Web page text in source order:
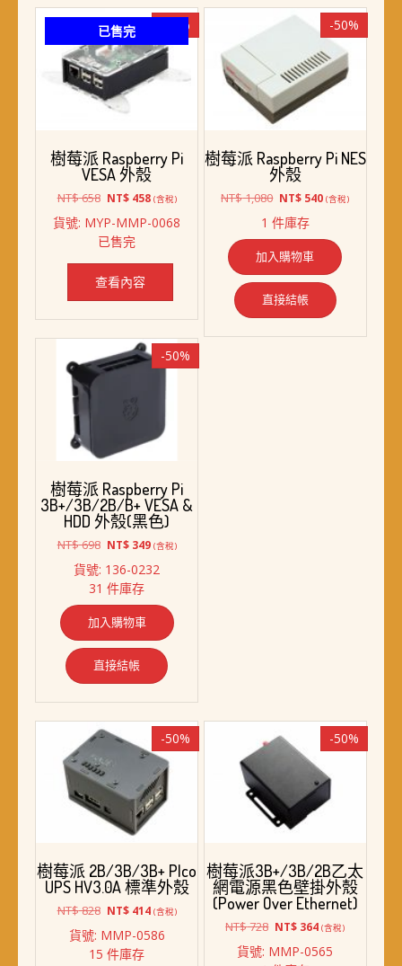
-50%
樹莓派 Raspberry Pi NES
外殼
NT$1,080 原
價
NT$ 1,080。
NT$ 540目
格：
NT$ 540。
(含稅)
1 件庫存
加入購物車
直接結帳
已售完 -30%
樹莓派 Raspberry Pi
VESA 外殼
NT$658 原
價
格：
NT$ 658。
NT$458目
價
NT$ 458。
(含稅)
貨號: MYP-MMP-0068
已售完
查看內容
-50%
樹莓派 Raspberry Pi
3B+/3B/2B/B+ VESA &
HDD 外殼(黑色)
NT$698 原
價
格：
NT$ 698。
NT$349目
價
NT$ 349。
(含稅)
貨號: 136-0232
31 件庫存
加入購物車
直接結帳
-50%
樹莓派 2B/3B/3B+ PIco
UPS HV3.0A 標準外殼
NT$828 原
價
格：
NT$414目
價
(含稅)
貨號: MMP-0586
15 件庫存
-50%
樹莓派3B+/3B/2B乙太
網電源黑色壁掛外殼
(Power Over Ethernet)
NT$728 原
價
NT$ 364目
價
(含稅)
貨號: MMP-0565